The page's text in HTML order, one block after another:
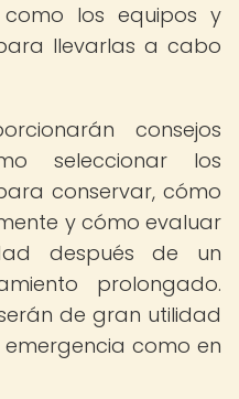
los equipos y
llevarlas a cabo
consejos
seleccionar los
conservar, cómo
y cómo evaluar
después de un
prolongado.
de gran utilidad
como en